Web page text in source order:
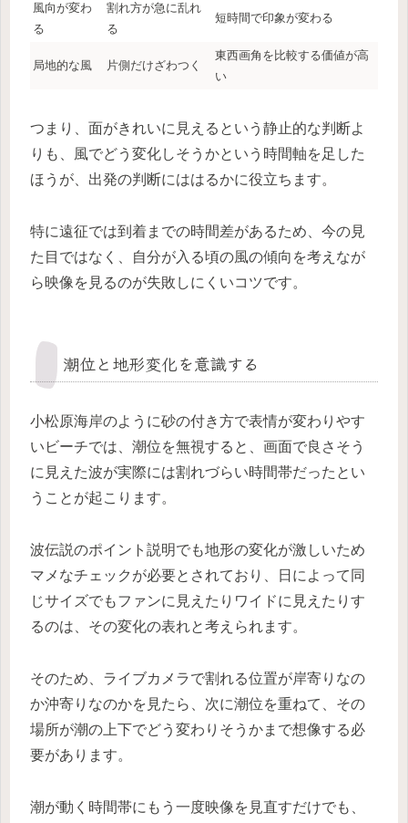
風向が変わ
る
割れ方が急に乱れ
る
短時間で印象が変わる
局地的な風 片側だけざわつく
東西画角を比較する価値が高
い
つまり、面がきれいに見えるという静止的な判断よ
りも、風でどう変化しそうかという時間軸を足した
ほうが、出発の判断にははるかに役立ちます。
特に遠征では到着までの時間差があるため、今の見
た目ではなく、自分が入る頃の風の傾向を考えなが
ら映像を見るのが失敗しにくいコツです。
潮位と地形変化を意識する
小松原海岸のように砂の付き方で表情が変わりやす
いビーチでは、潮位を無視すると、画面で良さそう
に見えた波が実際には割れづらい時間帯だったとい
うことが起こります。
波伝説のポイント説明でも地形の変化が激しいため
マメなチェックが必要とされており、日によって同
じサイズでもファンに見えたりワイドに見えたりす
るのは、その変化の表れと考えられます。
そのため、ライブカメラで割れる位置が岸寄りなの
か沖寄りなのかを見たら、次に潮位を重ねて、その
場所が潮の上下でどう変わりそうかまで想像する必
要があります。
潮が動く時間帯にもう一度映像を見直すだけでも、